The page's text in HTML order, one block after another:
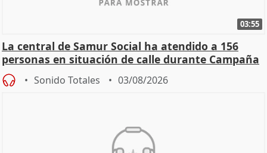
03:55
La central de Samur Social ha atendido a 156
personas en situación de calle durante Campaña
de Calor
Sonido Totales 03/08/2026